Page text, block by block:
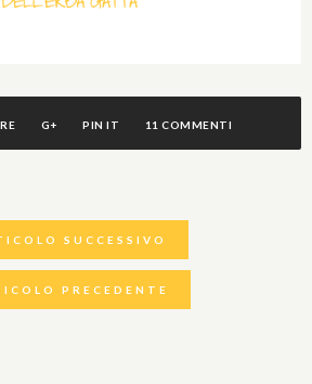
G+ PIN IT 11 COMMENTI
SUCCESSIVO
PRECEDENTE